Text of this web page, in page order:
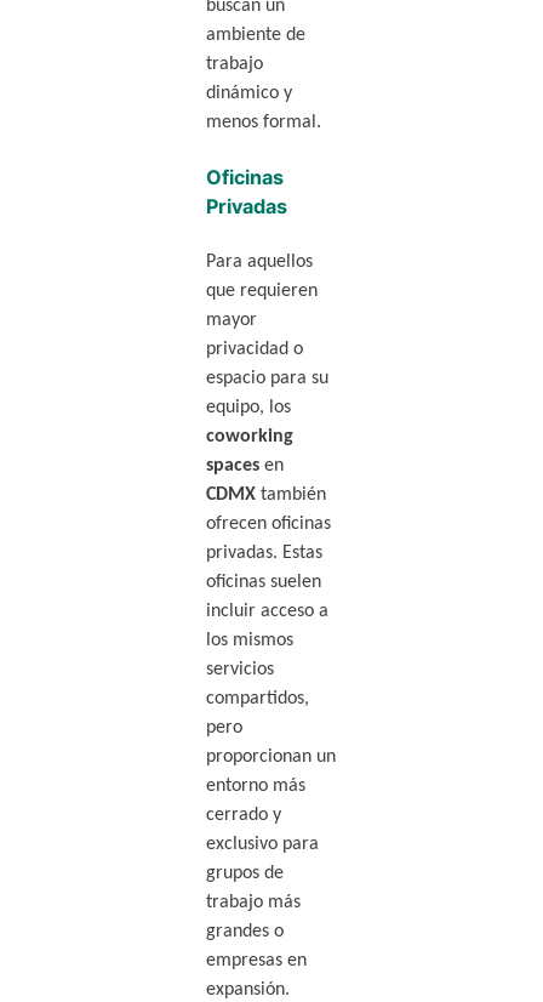
buscan un
ambiente de
trabajo
dinámico y
menos formal.
Oficinas
Privadas
Para aquellos
que requieren
mayor
privacidad o
espacio para su
equipo, los
coworking
spacesen
CDMXtambién
ofrecen oficinas
privadas. Estas
oficinas suelen
incluir acceso a
los mismos
servicios
compartidos,
pero
proporcionan un
entorno más
cerrado y
exclusivo para
grupos de
trabajo más
grandes o
empresas en
expansión.